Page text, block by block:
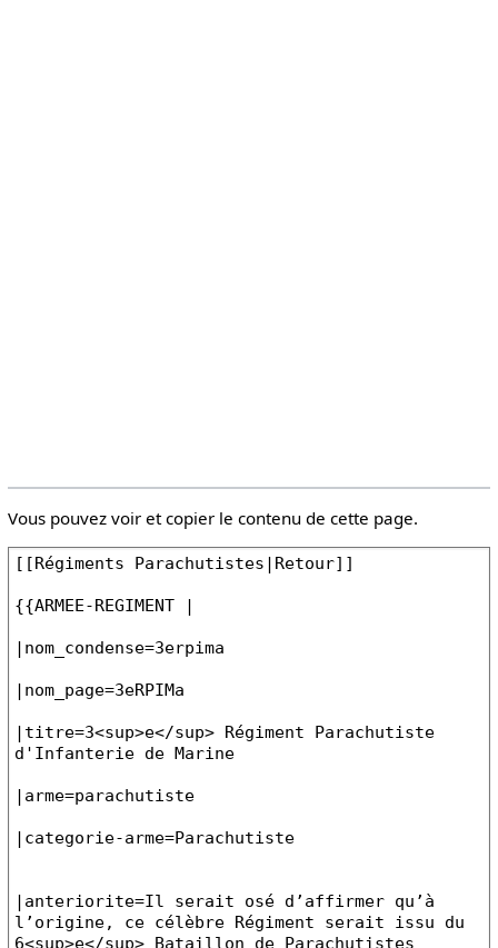
Vous pouvez voir et copier le contenu de cette page.